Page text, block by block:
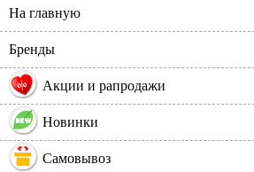
На главную
Бренды
% Акции и рапродажи
Новинки
Самовывоз